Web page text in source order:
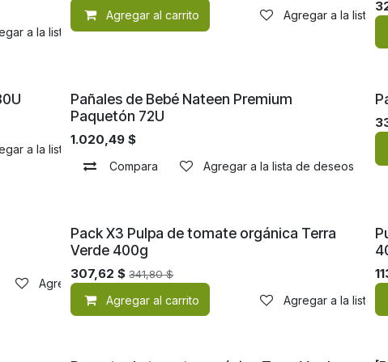
a la lista de deseos
Agregar al carrito Agregar a la lista
a la lista de deseos
¡Nuevo!
Pañales de Bebé Nateen Premium
Paquetón 72U
1.020,49 $
Compara Agregar a la lista de deseos
Agregar a la lista de deseos
¡Nuevo!
Pack X3 Pulpa de tomate orgánica Terra
Verde 400g
307,62 $ 341,80$
Agregar al carrito Agregar a la lista